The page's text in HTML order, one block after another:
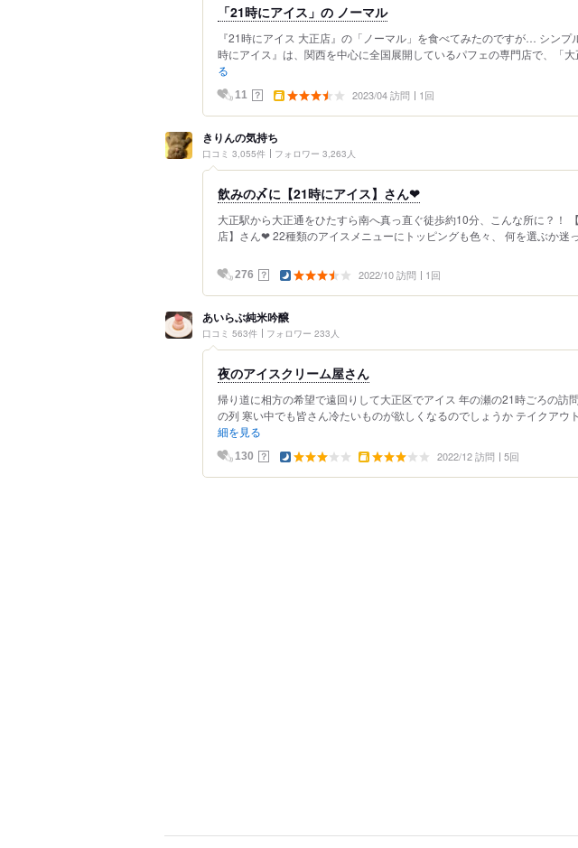
「21時にアイス」の ノーマル
『21時にアイス 大正店』の「ノーマル」を食べてみたのですが… シンプ
時にアイス』は、関西を中心に全国展開しているパフェの専門店で、「大
る
11 ？ 2023/04 訪問 1回
きりんの気持ち
口コミ 3,055件 フォロワー 3,263人
飲みの〆に【21時にアイス】さん❤︎
大正駅から大正通をひたすら南へ真っ直ぐ徒歩約10分、こんな所に？！
店】さん❤︎ 22種類のアイスメニューにトッピングも色々、 何を選ぶか迷
276 ？ 2022/10 訪問 1回
あいらぶ純米吟醸
口コミ 563件 フォロワー 233人
夜のアイスクリーム屋さん
帰り道に相方の希望で遠回りして大正区でアイス 年の瀬の21時ごろの訪
の列 寒い中でも皆さん冷たいものが欲しくなるのでしょうか テイクアウ
細を見る
130 ？ 2022/12 訪問 5回